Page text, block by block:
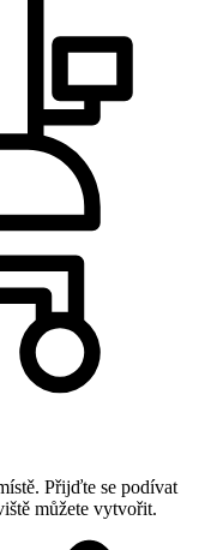
Přijďte se podívat
můžete vytvořit.